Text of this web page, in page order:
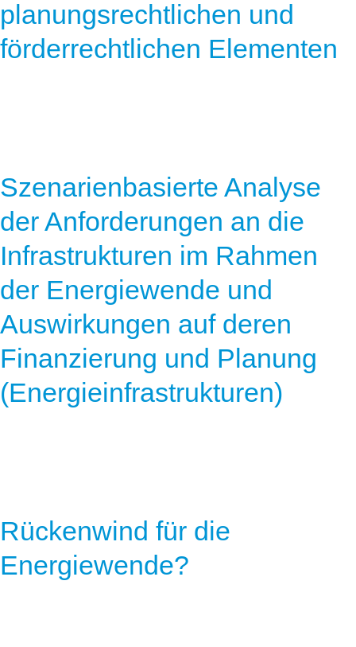
planungsrechtlichen und
förderrechtlichen Elementen
Szenarienbasierte Analyse
der Anforderungen an die
Infrastrukturen im Rahmen
der Energiewende und
Auswirkungen auf deren
Finanzierung und Planung
(Energieinfrastrukturen)
Rückenwind für die
Energiewende?